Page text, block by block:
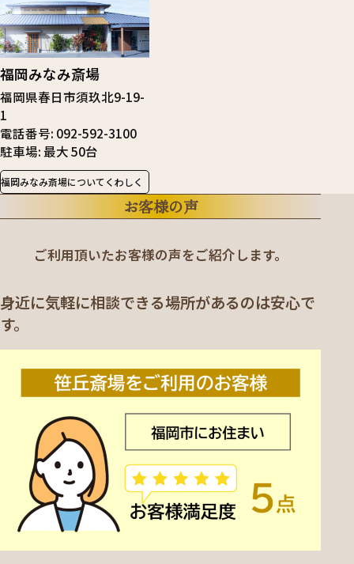
福岡みなみ斎場
福岡県春日市須玖北9-19-
1
電話番号 092-592-3100
駐車場 最大 50台
福岡みなみ斎場についてくわしく
お客様の声
ご利用頂いたお客様の声をご紹介します。
身近に気軽に相談できる場所があるのは安心で
す。